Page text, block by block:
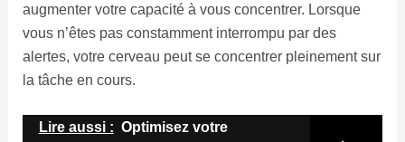
augmenter votre capacité à vous concentrer. Lorsque
vous n’êtes pas constamment interrompu par des
alertes, votre cerveau peut se concentrer pleinement sur
la tâche en cours.
Lire aussi : Optimisez votre